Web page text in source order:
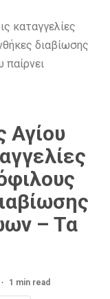
καταγγελίες
διαβίωσης
Αγίου
– Τα
1 min read